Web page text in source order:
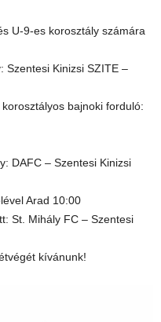
U-9-es korosztály számára
Szentesi Kinizsi SZITE –
bajnoki forduló:
DAFC – Szentesi Kinizsi
Arad 10:00
St. Mihály FC – Szentesi
kívánunk!